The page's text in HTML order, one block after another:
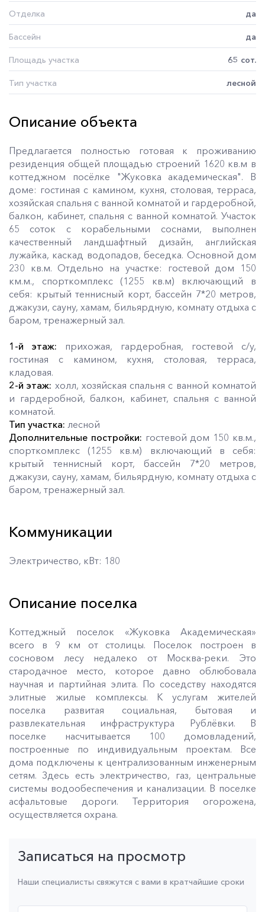
Отделка да
Бассейн да
Площадь участка 65 сот.
Тип участка лесной
Описание объекта
Предлагается полностью готовая к проживанию
резиденция общей площадью строений 1620 кв.м в
коттеджном посёлке "Жуковка академическая". В
доме: гостиная с камином, кухня, столовая, терраса,
хозяйская спальня с ванной комнатой и гардеробной,
балкон, кабинет, спальня с ванной комнатой. Участок
65 соток с корабельными соснами, выполнен
качественный ландшафтный дизайн, английская
лужайка, каскад водопадов, беседка. Основной дом
230 кв.м. Отдельно на участке: гостевой дом 150
км.м., спорткомплекс (1255 кв.м) включающий в
себя: крытый теннисный корт, бассейн 7*20 метров,
джакузи, сауну, хамам, бильярдную, комнату отдыха с
баром, тренажерный зал.
1-й этаж: прихожая, гардеробная, гостевой с/у,
гостиная с камином, кухня, столовая, терраса,
кладовая.
2-й этаж: холл, хозяйская спальня с ванной комнатой
и гардеробной, балкон, кабинет, спальня с ванной
комнатой.
Тип участка: лесной
Дополнительные постройки: гостевой дом 150 кв.м.,
спорткомплекс (1255 кв.м) включающий в себя:
крытый теннисный корт, бассейн 7*20 метров,
джакузи, сауну, хамам, бильярдную, комнату отдыха с
баром, тренажерный зал.
Коммуникации
Электричество, кВт: 180
Описание поселка
Коттеджный поселок «Жуковка Академическая»
всего в 9 км от столицы. Поселок построен в
сосновом лесу недалеко от Москва-реки. Это
стародачное место, которое давно облюбовала
научная и партийная элита. По соседству находятся
элитные жилые комплексы. К услугам жителей
поселка развитая социальная, бытовая и
развлекательная инфраструктура Рублёвки. В
поселке насчитывается 100 домовладений,
построенные по индивидуальным проектам. Все
дома подключены к централизованным инженерным
сетям. Здесь есть электричество, газ, центральные
системы водообеспечения и канализации. В поселке
асфальтовые дороги. Территория огорожена,
осуществляется охрана.
Записаться на просмотр
Наши специалисты свяжутся с вами в кратчайшие сроки